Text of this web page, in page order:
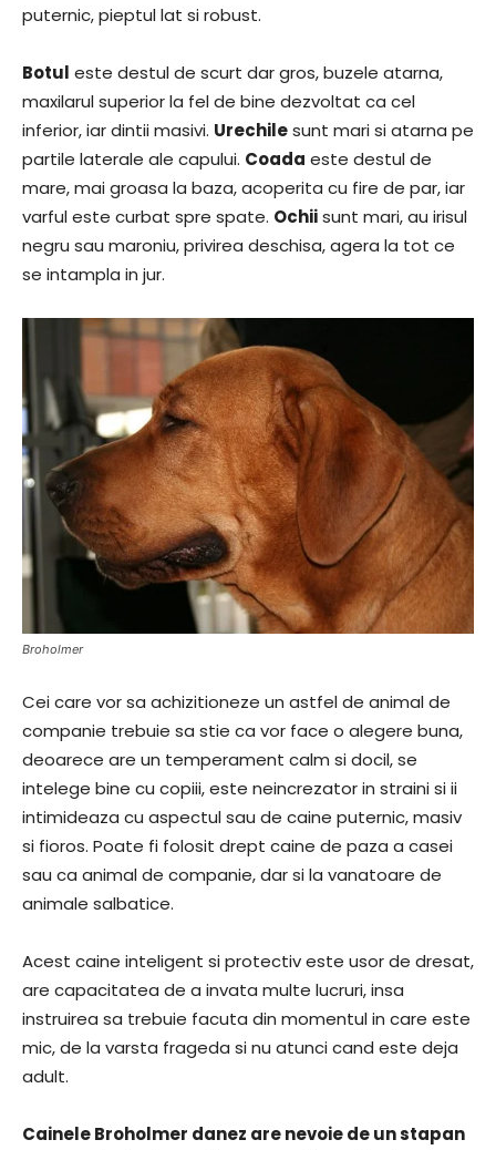
puternic, pieptul lat si robust.
Botul este destul de scurt dar gros, buzele atarna,
maxilarul superior la fel de bine dezvoltat ca cel
inferior, iar dintii masivi. Urechilesunt mari si atarna pe
partile laterale ale capului. Coada este destul de
mare, mai groasa la baza, acoperita cu fire de par, iar
varful este curbat spre spate. Ochiisunt mari, au irisul
negru sau maroniu, privirea deschisa, agera la tot ce
se intampla in jur.
Broholmer
Cei care vor sa achizitioneze un astfel de animal de
companie trebuie sa stie ca vor face o alegere buna,
deoarece are un temperament calm si docil, se
intelege bine cu copiii, este neincrezator in straini si ii
intimideaza cu aspectul sau de caine puternic, masiv
si fioros. Poate fi folosit drept caine de paza a casei
sau ca animal de companie, dar si la vanatoare de
animale salbatice.
Acest caine inteligent si protectiv este usor de dresat,
are capacitatea de a invata multe lucruri, insa
instruirea sa trebuie facuta din momentul in care este
mic, de la varsta frageda si nu atunci cand este deja
adult.
Cainele Broholmer danez are nevoie de un stapan